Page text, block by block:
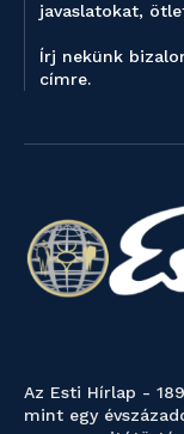
javaslatokat,
Írj nekünk
címre.
Az Esti Hírlap -
mint egy